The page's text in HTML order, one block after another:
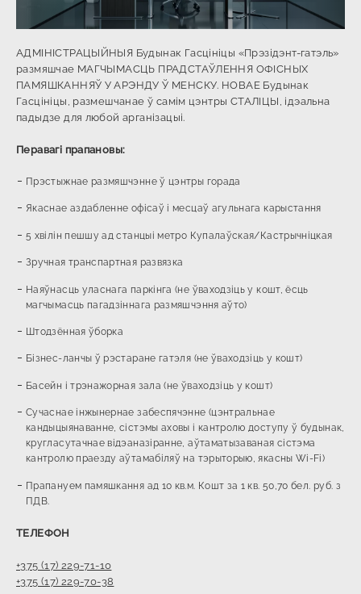
АДМІНІСТРАЦЫЙНЫЯ Будынак Гасцініцы «Прэзідэнт-гатэль»
размяшчае МАГЧЫМАСЦЬ ПРАДСТАЎЛЕННЯ ОФІСНЫХ
ПАМЯШКАННЯЎ У АРЭНДУ Ў МЕНСКУ. НОВАЕ Будынак
Гасцініцы, размешчанае ў самім цэнтры СТАЛІЦЫ, ідэальна
падыдзе для любой арганізацыі.
Перавагі прапановы:
Прэстыжнае размяшчэнне ў цэнтры горада
Якаснае аздабленне офісаў і месцаў агульнага карыстання
5 хвілін пешшу ад станцыі метро Купалаўская/Кастрычніцкая
Зручная транспартная развязка
Наяўнасць уласнага паркінга (не ўваходзіць у кошт, ёсць
магчымасць пагадзіннага размяшчэння аўто)
Штодзённая ўборка
Бізнес-ланчы ў рэстаране гатэля (не ўваходзіць у кошт)
Басейн і трэнажорная зала (не ўваходзіць у кошт)
Сучаснае інжынернае забеспячэнне (цэнтральнае
кандыцыянаванне, сістэмы аховы і кантролю доступу ў будынак,
кругласутачнае відэаназіранне, аўтаматызаваная сістэма
кантролю праезду аўтамабіляў на тэрыторыю, якасны Wi-Fi)
Прапануем памяшкання ад 10 кв.м. Кошт за 1 кв. 50,70 бел. руб. з
ПДВ.
ТЕЛЕФОН
+375 (17) 229-71-10
+375 (17) 229-70-38